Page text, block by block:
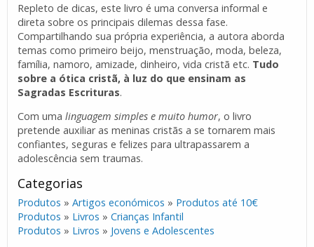
Repleto de dicas, este livro é uma conversa informal e
direta sobre os principais dilemas dessa fase.
Compartilhando sua própria experiência, a autora aborda
temas como primeiro beijo, menstruação, moda, beleza,
família, namoro, amizade, dinheiro, vida cristã etc. Tudo
sobre a ótica cristã, à luz do que ensinam as
Sagradas Escrituras.
Com uma linguagem simples e muito humor, o livro
pretende auxiliar as meninas cristãs a se tornarem mais
confiantes, seguras e felizes para ultrapassarem a
adolescência sem traumas.
Categorias
Produtos »Artigos económicos » Produtos até 10€
Produtos » Livros »Crianças Infantil
Produtos » Livros » Jovens e Adolescentes